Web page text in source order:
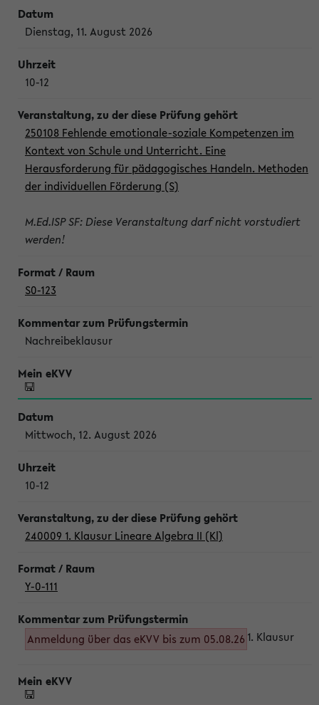
Dienstag, 11. August 2026
10-12
250108 Fehlende emotionale-soziale Kompetenzen im
Kontext von Schule und Unterricht. Eine
Herausforderung für pädagogisches Handeln. Methoden
der individuellen Förderung (S)
M.Ed.ISP SF: Diese Veranstaltung darf nicht vorstudiert
werden!
S0-123
Nachreibeklausur
Mittwoch, 12. August 2026
10-12
240009 1. Klausur Lineare Algebra II (Kl)
Y-0-111
Anmeldung über das eKVV bis zum 05.08.26 1. Klausur